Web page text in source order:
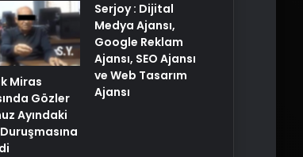
Miras
Gözler
Ayındaki
Serjoy : Dijital
Medya Ajansı,
Google Reklam
Ajansı, SEO Ajansı
ve Web Tasarım
Ajansı